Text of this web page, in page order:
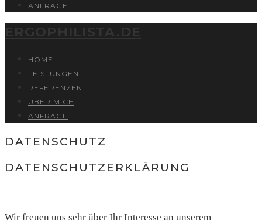
ANFRAGE
HOME
LEISTUNGEN
REFERENZEN
ÜBER MICH
ANFRAGE
DATENSCHUTZ
DATENSCHUTZERKLÄRUNG
Wir freuen uns sehr über Ihr Interesse an unserem